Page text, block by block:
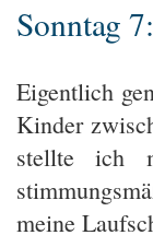
Sonntag
Eigentlich
Kinder
stellte ich
meine